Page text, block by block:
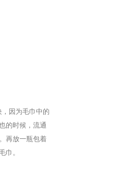
因为毛巾中的
的时候，流通
再放一瓶包着
巾。